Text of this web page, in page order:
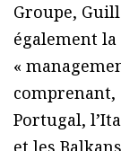
Groupe,
également
«
comprenant,
Portugal,